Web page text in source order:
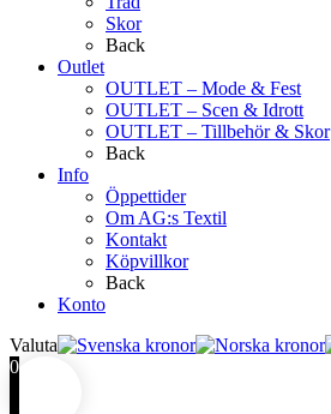
Skor
Back
Outlet
OUTLET – Mode & Fest
OUTLET – Scen & Idrott
OUTLET – Tillbehör & Skor
Back
Info
Öppettider
Om AG:s Textil
Kontakt
Köpvillkor
Back
Konto
Valuta
0